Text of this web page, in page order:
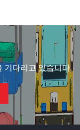
기다리고 있습니다.